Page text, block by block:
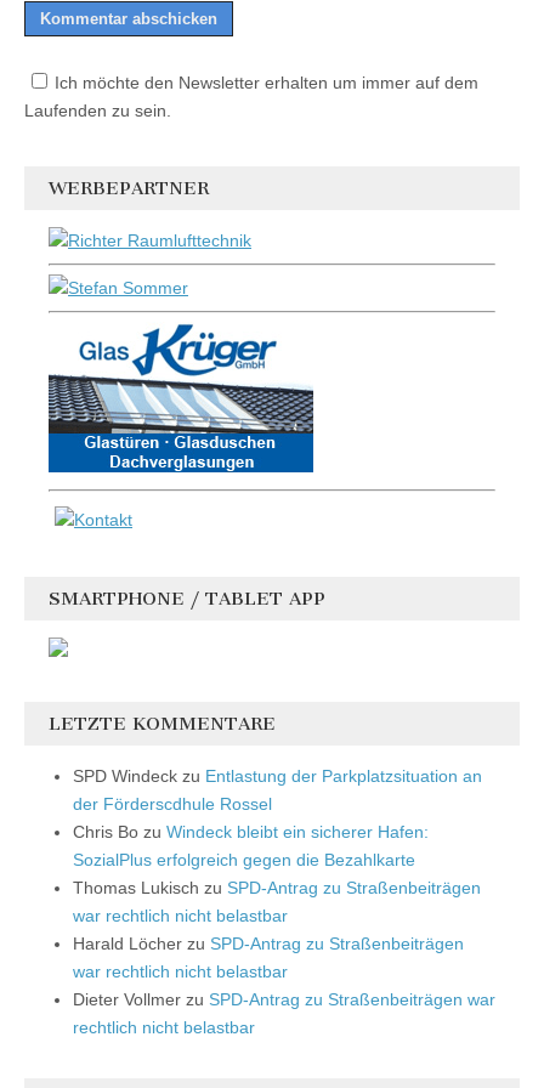
Ich möchte den Newsletter erhalten um immer auf dem
Laufenden zu sein.
WERBEPARTNER
SMARTPHONE / TABLET APP
LETZTE KOMMENTARE
SPD Windeck zu Entlastung der Parkplatzsituation an
der Förderscdhule Rossel
Chris Bo zu Windeck bleibt ein sicherer Hafen:
SozialPlus erfolgreich gegen die Bezahlkarte
Thomas Lukisch zu SPD-Antrag zu Straßenbeiträgen
war rechtlich nicht belastbar
Harald Löcher zu SPD-Antrag zu Straßenbeiträgen
war rechtlich nicht belastbar
Dieter Vollmer zu SPD-Antrag zu Straßenbeiträgen war
rechtlich nicht belastbar